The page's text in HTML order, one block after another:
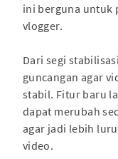
ini berguna untuk
vlogger.
Dari segi
guncangan agar
stabil. Fitur baru
dapat merubah
agar jadi lebih
video.